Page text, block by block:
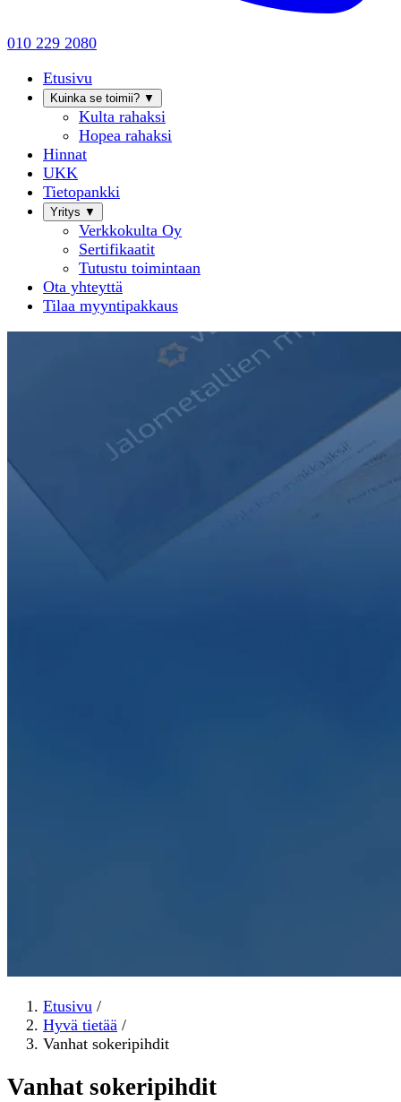
010 229 2080
Etusivu
Kuinka se toimii? ▼
Kulta rahaksi
Hopea rahaksi
Hinnat
UKK
Tietopankki
Yritys ▼
Verkkokulta Oy
Sertifikaatit
Tutustu toimintaan
Ota yhteyttä
Tilaa myyntipakkaus
Etusivu /
Hyvä tietää /
Vanhat sokeripihdit
Vanhat sokeripihdit